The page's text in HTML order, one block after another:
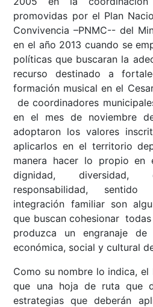
promovidas por el Plan
Convivencia –PNMC-- del
en el año 2013 cuando se
políticas que buscaran la
recurso destinado a
formación musical en el
de coordinadores
en el mes de noviembre
adoptaron los valores
aplicarlos en el territorio
manera hacer lo propio en
dignidad, diversidad,
responsabilidad,
integración familiar son
que buscan cohesionar
produzca un engranaje de
económica, social y cultural
Como su nombre lo indica,
que una hoja de ruta que
estrategias que deberán